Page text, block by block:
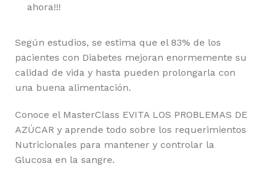
ahora!!!
Según estudios, se estima que el 83% de los
pacientes con Diabetes mejoran enormemente su
calidad de vida y hasta pueden prolongarla con
una buena alimentación.
Conoce el MasterClass EVITA LOS PROBLEMAS DE
AZÚCAR y aprende todo sobre los requerimientos
Nutricionales para mantener y controlar la
Glucosa en la sangre.